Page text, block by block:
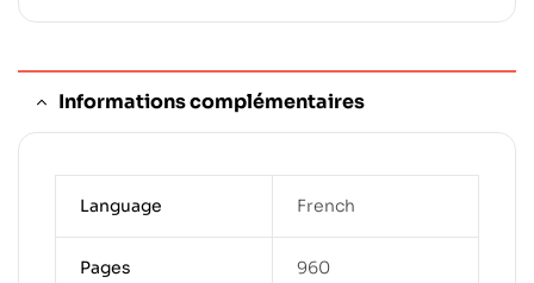
Informations complémentaires
Language French
Pages 960